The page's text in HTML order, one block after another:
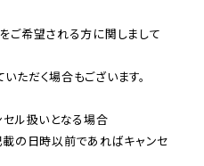
ご希望される方に関しまして
ただく場合もございます。
ル扱いとなる場合
の日時以前であればキャンセ